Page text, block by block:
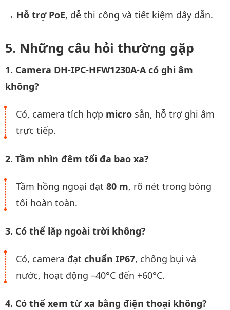
Hỗ trợ PoE, dễ thi công và tiết kiệm dây dẫn.
Những câu hỏi thường gặp
1. Camera DH-IPC-HFW1230A-A có ghi âm
không?
Có, camera tích hợp micro sẵn, hỗ trợ ghi âm
trực tiếp.
2. Tầm nhìn đêm tối đa bao xa?
Tầm hồng ngoại đạt 80 m, rõ nét trong bóng
tối hoàn toàn.
3. Có thể lắp ngoài trời không?
Có, camera đạt chuẩn IP67, chống bụi và
nước, hoạt động –40°C đến +60°C.
4. Có thể xem từ xa bằng điện thoại không?